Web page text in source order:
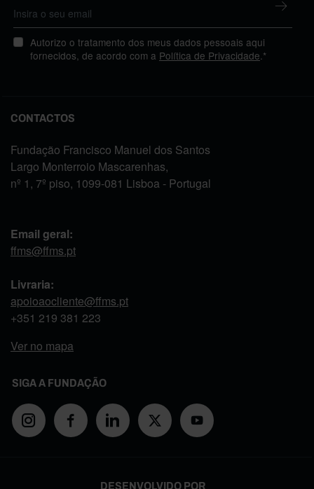
Autorizo o tratamento dos meus dados pessoais aqui
fornecidos, de acordo com a Política de Privacidade .*
CONTACTOS
Fundação Francisco Manuel dos Santos
Largo Monterroio Mascarenhas,
nº 1, 7º piso, 1099-081 Lisboa - Portugal
Email geral:
ffms@ffms.pt
Livraria:
apoioaocliente@ffms.pt
+351 219 381 223
Ver no mapa
SIGA A FUNDAÇÃO
DESENVOLVIDO POR